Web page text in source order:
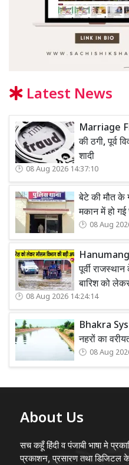
Latest News
Marriage
की ठगी, पूर्व
शादी
08 Aug 2026 14:37:10
बेटे की मौत के
मकान में हो गई
08 Aug
पूर्वी
बारिश को
08 Aug 2026 14:24:14
Bhakra
नहरों का
08 Aug
About Us
सच कहूँ हिंदी व पंजाबी भाषा मे
प्रकाशन, प्रसारण तथा डिजिटल के